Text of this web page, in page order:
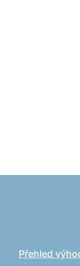
Přehled